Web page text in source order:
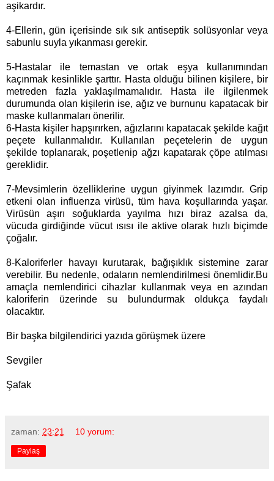
aşikardır.
4-Ellerin, gün içerisinde sık sık antiseptik solüsyonlar veya
sabunlu suyla yıkanması gerekir.
5-Hastalar ile temastan ve ortak eşya kullanımından
kaçınmak kesinlikle şarttır. Hasta olduğu bilinen kişilere, bir
metreden fazla yaklaşılmamalıdır. Hasta ile ilgilenmek
durumunda olan kişilerin ise, ağız ve burnunu kapatacak bir
maske kullanmaları önerilir.
6-Hasta kişiler hapşırırken, ağızlarını kapatacak şekilde kağıt
peçete kullanmalıdır. Kullanılan peçetelerin de uygun
şekilde toplanarak, poşetlenip ağzı kapatarak çöpe atılması
gereklidir.
7-Mevsimlerin özelliklerine uygun giyinmek lazımdır. Grip
etkeni olan influenza virüsü, tüm hava koşullarında yaşar.
Virüsün aşırı soğuklarda yayılma hızı biraz azalsa da,
vücuda girdiğinde vücut ısısı ile aktive olarak hızlı biçimde
çoğalır.
8-Kaloriferler havayı kurutarak, bağışıklık sistemine zarar
verebilir. Bu nedenle, odaların nemlendirilmesi önemlidir.Bu
amaçla nemlendirici cihazlar kullanmak veya en azından
kaloriferin üzerinde su bulundurmak oldukça faydalı
olacaktır.
Bir başka bilgilendirici yazıda görüşmek üzere
Sevgiler
Şafak
zaman: 23:21 10 yorum:
Paylaş